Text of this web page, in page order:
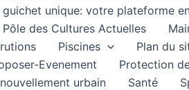
guichet unique: votre plateforme
Pôle des Cultures Actuelles
Piscines Plan du
Evenement
Protection
urbain
Santé